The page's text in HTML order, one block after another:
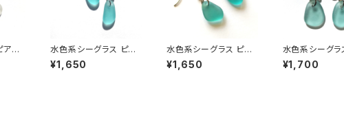
アス
水色系シーグラス ピア
ス BP-39
¥1,650
水色系シーグラス ピア
ス MP-2
¥1,650
水色系シーグラ
チグラス) ピア
¥1,700